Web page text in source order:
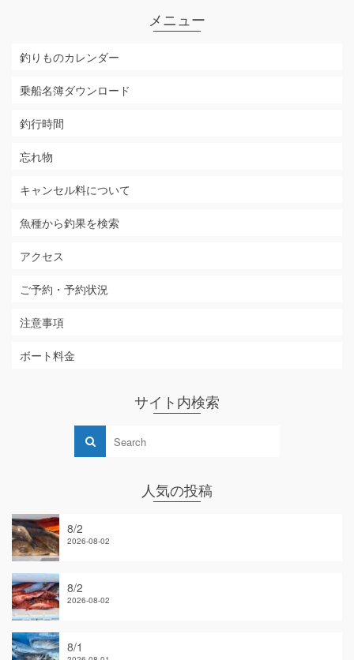
メニュー
釣りものカレンダー
乗船名簿ダウンロード
釣行時間
忘れ物
キャンセル料について
魚種から釣果を検索
アクセス
ご予約・予約状況
注意事項
ボート料金
サイト内検索
人気の投稿
8/2
2026-08-02
8/2
2026-08-02
8/1